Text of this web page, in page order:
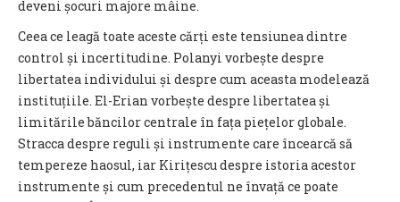
deveni șocuri majore mâine.
Ceea ce leagă toate aceste cărți este tensiunea dintre
control și incertitudine. Polanyi vorbește despre
libertatea individului și despre cum aceasta modelează
instituțiile. El-Erian vorbește despre libertatea și
limitările băncilor centrale în fața piețelor globale.
Stracca despre reguli și instrumente care încearcă să
tempereze haosul, iar Kirițescu despre istoria acestor
instrumente și cum precedentul ne învață ce poate